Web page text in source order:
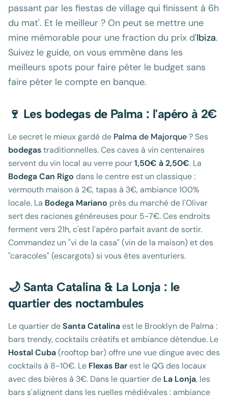
passant par les fiestas de village qui finissent à 6h
du mat'. Et le meilleur ? On peut se mettre une
mine mémorable pour une fraction du prix d'Ibiza.
Suivez le guide, on vous emmène dans les
meilleurs spots pour faire péter le budget sans
faire péter le compte en banque.
🍷 Les bodegas de Palma : l'apéro à 2€
Le secret le mieux gardé de Palma de Majorque? Ses
bodegastraditionnelles. Ces caves à vin centenaires
servent du vin local au verre pour1,50€ à 2,50€. La
Bodega Can Rigo dans le centre est un classique :
vermouth maison à 2€, tapas à 3€, ambiance 100%
locale. La Bodega Mariano près du marché de l'Olivar
sert des raciones généreuses pour 5-7€. Ces endroits
ferment vers 21h, c'est l'apéro parfait avant de sortir.
Commandez un "vi de la casa" (vin de la maison) et des
"caracoles" (escargots) si vous êtes aventuriers.
🌙 Santa Catalina & La Lonja : le
quartier des noctambules
Le quartier deSanta Catalinaest le Brooklyn de Palma :
bars trendy, cocktails créatifs et ambiance détendue. Le
Hostal Cuba(rooftop bar) offre une vue dingue avec des
cocktails à 8-10€. Le Flexas Barest le QG des locaux
avec des bières à 3€. Dans le quartier de La Lonja, les
bars s'alignent dans les ruelles médiévales : ambiance